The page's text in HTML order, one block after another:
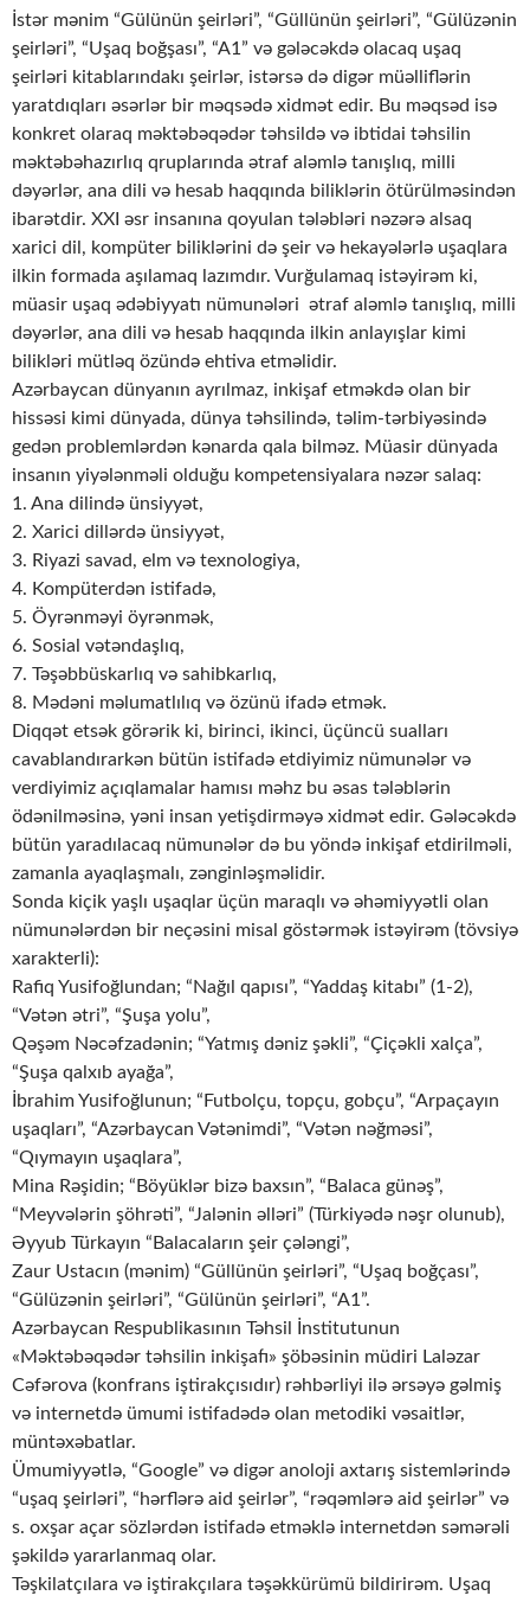
İstər mənim “Gülünün şeirləri”, “Güllünün şeirləri”, “Gülüzənin
şeirləri”, “Uşaq boğşası”, “A1” və gələcəkdə olacaq uşaq
şeirləri kitablarındakı şeirlər, istərsə də digər müəlliflərin
yaratdıqları əsərlər bir məqsədə xidmət edir. Bu məqsəd isə
konkret olaraq məktəbəqədər təhsildə və ibtidai təhsilin
məktəbəhazırlıq qruplarında ətraf aləmlə tanışlıq, milli
dəyərlər, ana dili və hesab haqqında biliklərin ötürülməsindən
ibarətdir. XXI əsr insanına qoyulan tələbləri nəzərə alsaq
xarici dil, kompüter biliklərini də şeir və hekayələrlə uşaqlara
ilkin formada aşılamaq lazımdır. Vurğulamaq istəyirəm ki,
müasir uşaq ədəbiyyatı nümunələri ətraf aləmlə tanışlıq, milli
dəyərlər, ana dili və hesab haqqında ilkin anlayışlar kimi
bilikləri mütləq özündə ehtiva etməlidir.
Azərbaycan dünyanın ayrılmaz, inkişaf etməkdə olan bir
hissəsi kimi dünyada, dünya təhsilində, təlim-tərbiyəsində
gedən problemlərdən kənarda qala bilməz. Müasir dünyada
insanın yiyələnməli olduğu kompetensiyalara nəzər salaq:
1. Ana dilində ünsiyyət,
2. Xarici dillərdə ünsiyyət,
3. Riyazi savad, elm və texnologiya,
4. Kompüterdən istifadə,
5. Öyrənməyi öyrənmək,
6. Sosial vətəndaşlıq,
7. Təşəbbüskarlıq və sahibkarlıq,
8. Mədəni məlumatlılıq və özünü ifadə etmək.
Diqqət etsək görərik ki, birinci, ikinci, üçüncü sualları
cavablandırarkən bütün istifadə etdiyimiz nümunələr və
verdiyimiz açıqlamalar hamısı məhz bu əsas tələblərin
ödənilməsinə, yəni insan yetişdirməyə xidmət edir. Gələcəkdə
bütün yaradılacaq nümunələr də bu yöndə inkişaf etdirilməli,
zamanla ayaqlaşmalı, zənginləşməlidir.
Sonda kiçik yaşlı uşaqlar üçün maraqlı və əhəmiyyətli olan
nümunələrdən bir neçəsini misal göstərmək istəyirəm (tövsiyə
xarakterli):
Rafiq Yusifoğlundan; “Nağıl qapısı”, “Yaddaş kitabı” (1-2),
“Vətən ətri”, “Şuşa yolu”,
Qəşəm Nəcəfzadənin; “Yatmış dəniz şəkli”, “Çiçəkli xalça”,
“Şuşa qalxıb ayağa”,
İbrahim Yusifoğlunun; “Futbolçu, topçu, gobçu”, “Arpaçayın
uşaqları”, “Azərbaycan Vətənimdi”, “Vətən nəğməsi”,
“Qıymayın uşaqlara”,
Mina Rəşidin; “Böyüklər bizə baxsın”, “Balaca günəş”,
“Meyvələrin şöhrəti”, “Jalənin əlləri” (Türkiyədə nəşr olunub),
Əyyub Türkayın “Balacaların şeir çələngi”,
Zaur Ustacın (mənim) “Güllünün şeirləri”, “Uşaq boğçası”,
“Gülüzənin şeirləri”, “Gülünün şeirləri”, “A1”.
Azərbaycan Respublikasının Təhsil İnstitutunun
«Məktəbəqədər təhsilin inkişafı» şöbəsinin müdiri Laləzar
Cəfərova (konfrans iştirakçısıdır) rəhbərliyi ilə ərsəyə gəlmiş
və internetdə ümumi istifadədə olan metodiki vəsaitlər,
müntəxəbatlar.
Ümumiyyətlə, “Google” və digər anoloji axtarış sistemlərində
“uşaq şeirləri”, “hərflərə aid şeirlər”, “rəqəmlərə aid şeirlər” və
s. oxşar açar sözlərdən istifadə etməklə internetdən səmərəli
şəkildə yararlanmaq olar.
Təşkilatçılara və iştirakçılara təşəkkürümü bildirirəm. Uşaq